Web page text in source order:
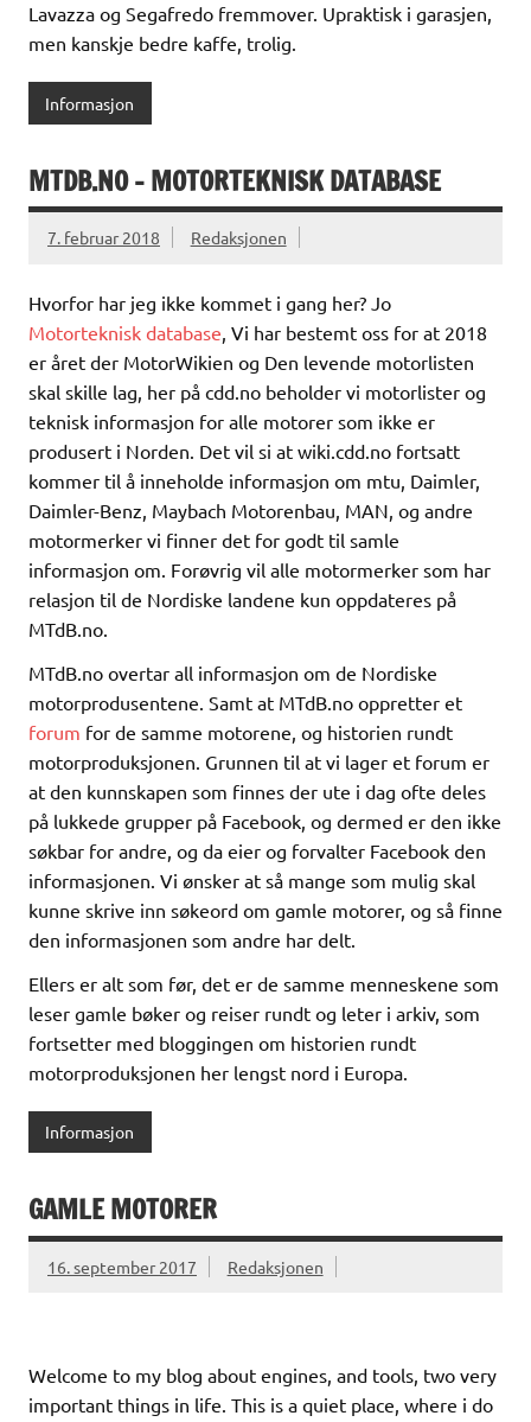
Lavazza og Segafredo fremmover. Upraktisk i garasjen,
men kanskje bedre kaffe, trolig.
Informasjon
MTDB.NO – MOTORTEKNISK DATABASE
7. februar 2018 Redaksjonen
Hvorfor har jeg ikke kommet i gang her? Jo
Motorteknisk database , Vi har bestemt oss for at 2018
er året der MotorWikien og Den levende motorlisten
skal skille lag, her på cdd.no beholder vi motorlister og
teknisk informasjon for alle motorer som ikke er
produsert i Norden. Det vil si at wiki.cdd.no fortsatt
kommer til å inneholde informasjon om mtu, Daimler,
Daimler-Benz, Maybach Motorenbau, MAN, og andre
motormerker vi finner det for godt til samle
informasjon om. Forøvrig vil alle motormerker som har
relasjon til de Nordiske landene kun oppdateres på
MTdB.no.
MTdB.no overtar all informasjon om de Nordiske
motorprodusentene. Samt at MTdB.no oppretter et
forum for de samme motorene, og historien rundt
motorproduksjonen. Grunnen til at vi lager et forum er
at den kunnskapen som finnes der ute i dag ofte deles
på lukkede grupper på Facebook, og dermed er den ikke
søkbar for andre, og da eier og forvalter Facebook den
informasjonen. Vi ønsker at så mange som mulig skal
kunne skrive inn søkeord om gamle motorer, og så finne
den informasjonen som andre har delt.
Ellers er alt som før, det er de samme menneskene som
leser gamle bøker og reiser rundt og leter i arkiv, som
fortsetter med bloggingen om historien rundt
motorproduksjonen her lengst nord i Europa.
Informasjon
GAMLE MOTORER
16. september 2017 Redaksjonen
Welcome to my blog about engines, and tools, two very
important things in life. This is a quiet place, where i do